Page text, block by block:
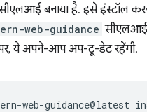
बनाया है. इसे इंस्टॉल
web-guidance
ये अपने-आप अप-टू-डेट रहेंगी.
web-guidance@latest